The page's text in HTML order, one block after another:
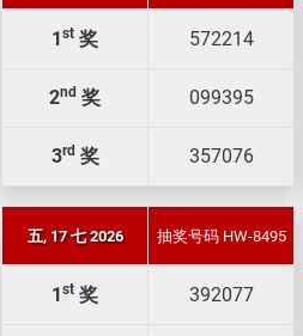
1 st 奖 572214
2nd 奖 099395
3rd 奖 357076
五, 17 七 2026 抽奖号码 HW-8495
1 st 奖 392077